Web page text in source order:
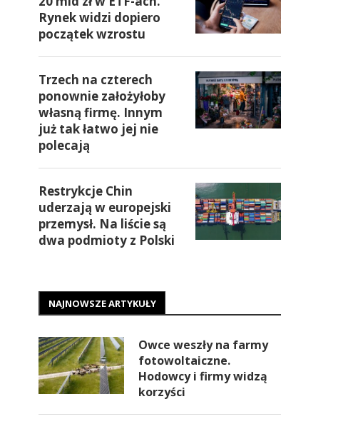
Rynek widzi dopiero
początek wzrostu
Trzech na czterech
ponownie założyłoby
własną firmę. Innym
już tak łatwo jej nie
polecają
Restrykcje Chin
uderzają w europejski
przemysł. Na liście są
dwa podmioty z Polski
NAJNOWSZE ARTYKUŁY
Owce weszły na farmy
fotowoltaiczne.
Hodowcy i firmy widzą
korzyści